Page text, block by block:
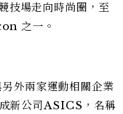
技場走向時尚圈，至
之一。
外兩家運動相關企業
新公司ASICS，名稱